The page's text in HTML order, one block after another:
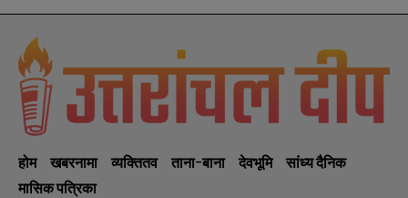
होम खबरनामा व्यक्तितव ताना-बाना देवभूमि
सांध्य दैनिक
मासिक पत्रिका